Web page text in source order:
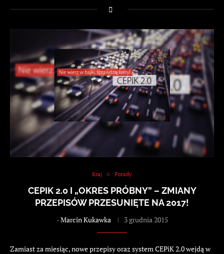
Kraj Porady
CEPIK 2.0 I „OKRES PRÓBNY” – ZMIANY
PRZEPISÓW PRZESUNIĘTE NA 2017!
-Marcin Kukawka 3 grudnia 2015
Zamiast za miesiąc, nowe przepisy oraz system CEPiK 2.0 wejdą w